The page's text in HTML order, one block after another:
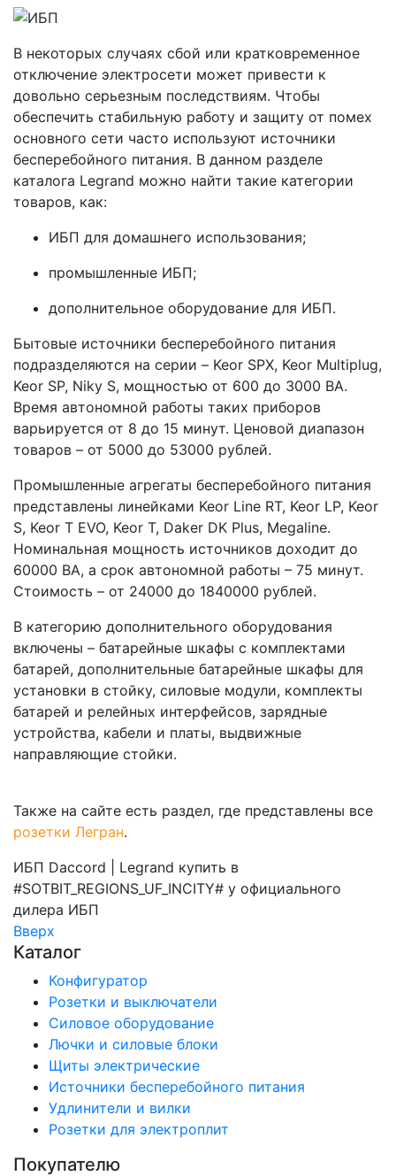
В некоторых случаях сбой или кратковременное
отключение электросети может привести к
довольно серьезным последствиям. Чтобы
обеспечить стабильную работу и защиту от помех
основного сети часто используют источники
бесперебойного питания. В данном разделе
каталога Legrand можно найти такие категории
товаров, как:
ИБП для домашнего использования;
промышленные ИБП;
дополнительное оборудование для ИБП.
Бытовые источники бесперебойного питания
подразделяются на серии – Keor SPX, Keor Multiplug,
Keor SP, Niky S, мощностью от 600 до 3000 ВА.
Время автономной работы таких приборов
варьируется от 8 до 15 минут. Ценовой диапазон
товаров – от 5000 до 53000 рублей.
Промышленные агрегаты бесперебойного питания
представлены линейками Keor Line RT, Keor LP, Keor
S, Keor T EVO, Keor T, Daker DK Plus, Megaline.
Номинальная мощность источников доходит до
60000 ВА, а срок автономной работы – 75 минут.
Стоимость – от 24000 до 1840000 рублей.
В категорию дополнительного оборудования
включены – батарейные шкафы с комплектами
батарей, дополнительные батарейные шкафы для
установки в стойку, силовые модули, комплекты
батарей и релейных интерфейсов, зарядные
устройства, кабели и платы, выдвижные
направляющие стойки.
Также на сайте есть раздел, где представлены все
розетки Легран.
ИБП Daccord | Legrand купить в
#SOTBIT_REGIONS_UF_INCITY# у официального
дилера ИБП
Вверх
Каталог
Конфигуратор
Розетки и выключатели
Силовое оборудование
Лючки и силовые блоки
Щиты электрические
Источники бесперебойного питания
Удлинители и вилки
Розетки для электроплит
Покупателю